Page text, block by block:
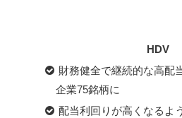
HDV
財務健全で継続的な高配
企業75銘柄に
配当利回りが高くなるよ